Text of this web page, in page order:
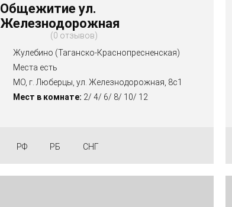
Общежитие ул.
Железнодорожная
0 отзывов
Жулебино (Таганско-Краснопресненская)
Места есть
МО, г. Люберцы, ул. Железнодорожная, 8с1
Мест в комнате: 2/ 4/ 6/ 8/ 10/ 12
РФ РБ СНГ